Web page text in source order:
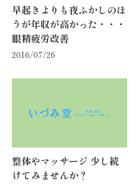
早起きよりも夜ふかしのほ
うが年収が高かった・・・
眼精疲労改善
2016/07/26
整体やマッサージ 少し続
けてみませんか？